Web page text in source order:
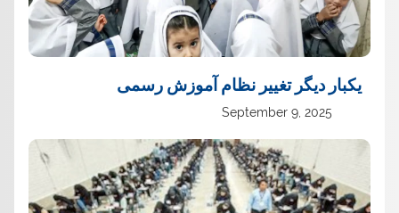
یک‏بار دیگر تغییر نظام آموزش رسمی
September 9, 2025